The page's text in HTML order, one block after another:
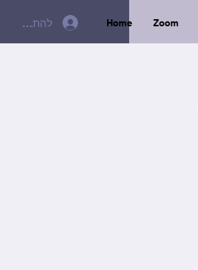
להתחברות Home Zoom